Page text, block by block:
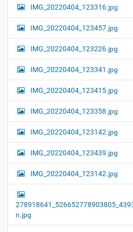
e
…
o
n
IMG_20220404_123316.jpg
IMG_20220404_123457.jpg
IMG_20220404_123226.jpg
IMG_20220404_123341.jpg
IMG_20220404_123415.jpg
IMG_20220404_123358.jpg
IMG_20220404_123142.jpg
IMG_20220404_123439.jpg
IMG_20220404_123142.jpg
n.jpg